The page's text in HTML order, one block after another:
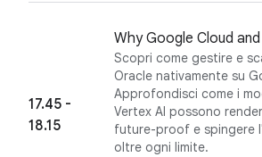
17.45 -
18.15
Why Google Cloud
Scopri come gestire e
Oracle nativamente su
Approfondisci come i
Vertex AI possono
future-proof e spingere
oltre ogni limite.